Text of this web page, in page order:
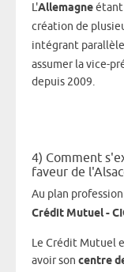
L'Allemagneétant
création de
intégrant
assumer la vice-
depuis 2009.
4) Comment
faveur de
Au plan
Crédit Mutuel -
Le Crédit Mutuel
avoir son centre